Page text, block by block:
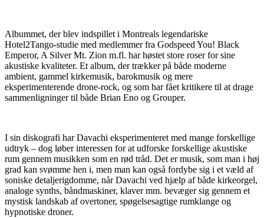
Albummet, der blev indspillet i Montreals legendariske
Hotel2Tango-studie med medlemmer fra Godspeed You! Black
Emperor, A Silver Mt. Zion m.fl. har høstet store roser for sine
akustiske kvaliteter. Et album, der trækker på både moderne
ambient, gammel kirkemusik, barokmusik og mere
eksperimenterende drone-rock, og som har fået kritikere til at drage
sammenligninger til både Brian Eno og Grouper.
I sin diskografi har Davachi eksperimenteret med mange forskellige
udtryk – dog løber interessen for at udforske forskellige akustiske
rum gennem musikken som en rød tråd. Det er musik, som man i høj
grad kan svømme hen i, men man kan også fordybe sig i et væld af
soniske detaljerigdomme, når Davachi ved hjælp af både kirkeorgel,
analoge synths, båndmaskiner, klaver mm. bevæger sig gennem et
mystisk landskab af overtoner, spøgelsesagtige rumklange og
hypnotiske droner.